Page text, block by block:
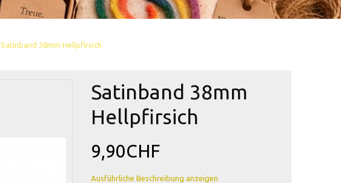
Satinband 38mm Hellpfirsich
Satinband 38mm
Hellpfirsich
9,90CHF
Ausführliche Beschreibung anzeigen